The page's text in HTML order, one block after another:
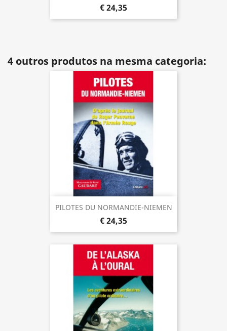
€ 24,35
4 outros produtos na mesma categoria:
PILOTES DU NORMANDIE-NIEMEN
€ 24,35